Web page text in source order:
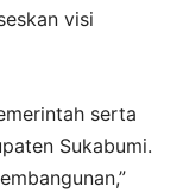
visi
serta
Sukabumi.